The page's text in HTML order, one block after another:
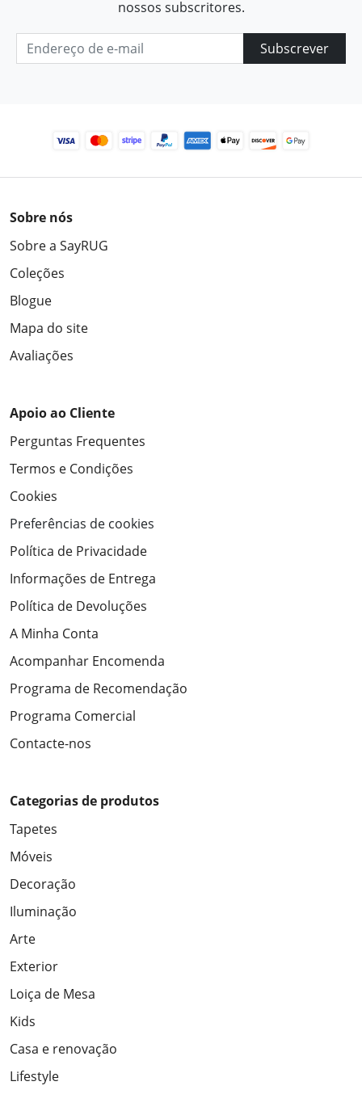
nossos subscritores.
Subscrever
Sobre nós
Sobre a SayRUG
Coleções
Blogue
Mapa do site
Avaliações
Apoio ao Cliente
Perguntas Frequentes
Termos e Condições
Cookies
Preferências de cookies
Política de Privacidade
Informações de Entrega
Política de Devoluções
A Minha Conta
Acompanhar Encomenda
Programa de Recomendação
Programa Comercial
Contacte-nos
Categorias de produtos
Tapetes
Móveis
Decoração
Iluminação
Arte
Exterior
Loiça de Mesa
Kids
Casa e renovação
Lifestyle